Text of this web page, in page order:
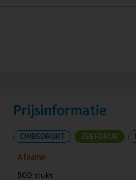
Prijsinformatie
ONBEDRUKT ZEEFDRUK
Afname
500 stuks